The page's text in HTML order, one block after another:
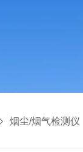
烟尘/烟气检测仪